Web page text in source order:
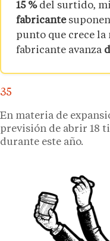
15 %del surtido,
fabricante
punto que crece la
fabricante avanza
35
En materia de
previsión de abrir 18
durante este año.